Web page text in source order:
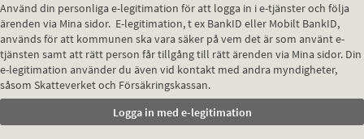
Använd din personliga e-legitimation för att logga in i e-tjänster och följa
ärenden via Mina sidor. E-legitimation, t ex BankID eller Mobilt BankID,
används för att kommunen ska vara säker på vem det är som använt e-
tjänsten samt att rätt person får tillgång till rätt ärenden via Mina sidor. Din
e-legitimation använder du även vid kontakt med andra myndigheter,
såsom Skatteverket och Försäkringskassan.